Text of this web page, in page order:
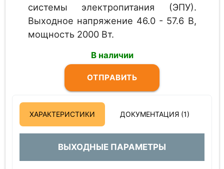
системы электропитания (ЭПУ).
Выходное напряжение 46.0 - 57.6 В,
мощность 2000 Вт.
В наличии
ОТПРАВИТЬ
ЗАПРОС
ХАРАКТЕРИСТИКИ ДОКУМЕНТАЦИЯ (1)
ВЫХОДНЫЕ ПАРАМЕТРЫ